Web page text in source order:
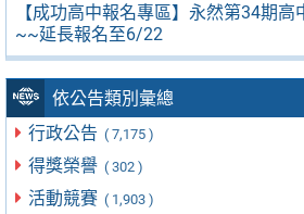
【成功高中報名專區】永然第34期
~~延長報名至6/22
依公告類別彙總
行政公告 ( 7,175 )
得獎榮譽 ( 302 )
活動競賽 ( 1,903 )